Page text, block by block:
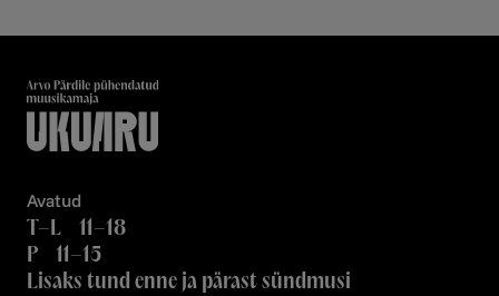
Avatud
T–L 11–18
P 11–15
Lisaks tund enne ja pärast sündmusi